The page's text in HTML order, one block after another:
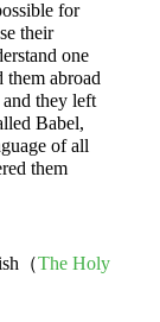
for
their
one
them abroad
they left
Babel,
of all
them
（The Holy